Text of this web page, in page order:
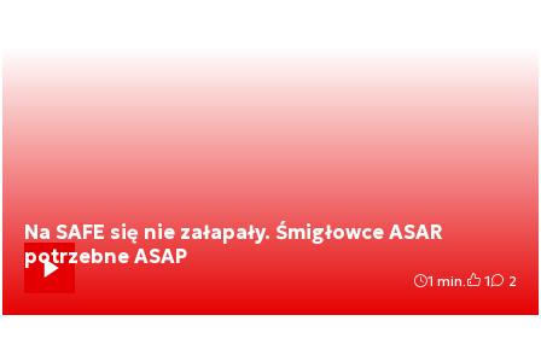
Na SAFE się nie załapały. Śmigłowce ASAR
potrzebne ASAP
1 min. 1 2